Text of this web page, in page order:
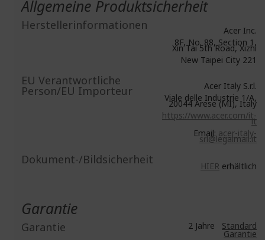
Allgemeine Produktsicherheit
Herstellerinformationen
Acer Inc.
8F, No. 88, Section 1,
Xin Tai 5th Road, Xizhi
New Taipei City 221
EU Verantwortliche
Person/EU Importeur
Acer Italy S.r.l.
Viale delle Industrie 1/A,
20044 Arese (MI), Italy
https://www.acer.com/it-
it
Email:acer-italy-
srl@legalmail.it
Dokument-/Bildsicherheit HIER erhältlich
Garantie
Garantie 2 Jahre Standard
Garantie